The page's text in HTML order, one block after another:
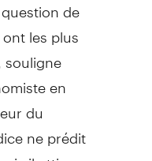
les plus
en
du
ne prédit